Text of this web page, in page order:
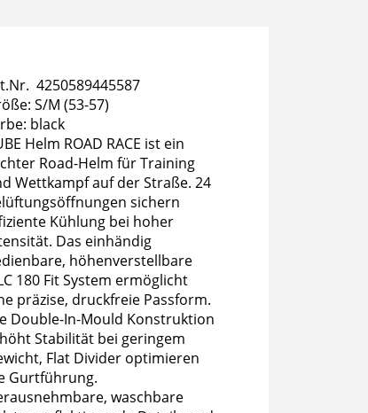
4250589445587
S/M (53-57)
black
Helm ROAD RACE ist ein
Road-Helm für Training
Wettkampf auf der Straße. 24
sichern
Kühlung bei hoher
Das einhändig
höhenverstellbare
180 Fit System ermöglicht
präzise, druckfreie Passform.
Double-In-Mould Konstruktion
Stabilität bei geringem
Flat Divider optimieren
Gurtführung.
waschbare